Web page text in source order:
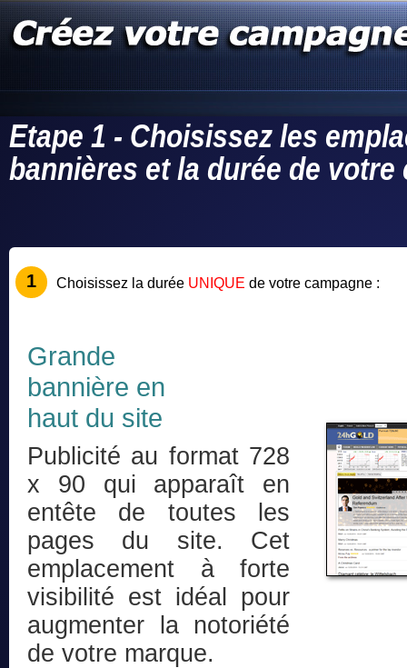
Etape 1 - Choisissez les
bannières et la durée de votre
1 Choisissez la durée UNIQUE de votre campagne :
Grande
bannière en
haut du site
Publicité au format 728
x 90 qui apparaît en
entête de toutes les
pages du site. Cet
emplacement à forte
visibilité est idéal pour
augmenter la notoriété
de votre marque.